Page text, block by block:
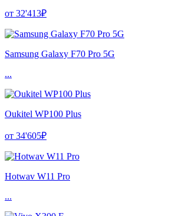
от 32'413₽
Samsung Galaxy F70 Pro 5G
...
Oukitel WP100 Plus
от 34'605₽
Hotwav W11 Pro
...